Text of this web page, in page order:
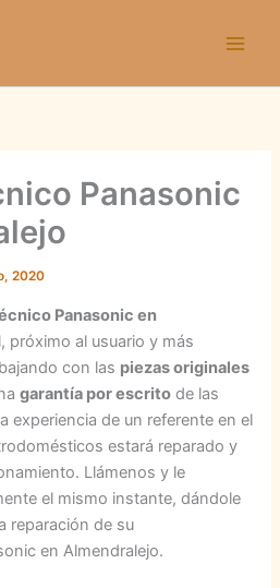
Panasonic
2020
Panasonic en
, próximo al usuario y más
con las piezas originales
garantía por escrito de las
experiencia de un referente en el
estará reparado y
Llámenos y le
el mismo instante, dándole
reparación de su
en Almendralejo.